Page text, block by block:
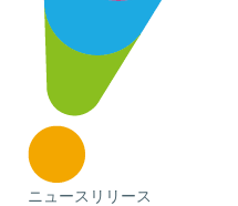
サステナビリティ
IR(投資家情報)
ニュース
ニュースリリース